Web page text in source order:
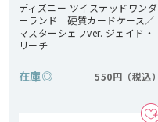
ディズニー ツイステッドワンダ
ーランド 硬質カードケース／
マスターシェフver. ジェイド・
リーチ
在庫◎ 550円